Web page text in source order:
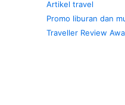
Artikel travel
Promo liburan dan
Traveller Review